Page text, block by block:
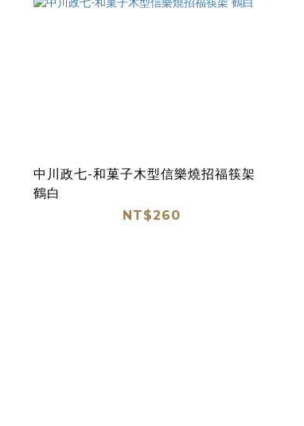
中川政七-和菓子木型信樂燒招福筷架
鶴白
NT$260